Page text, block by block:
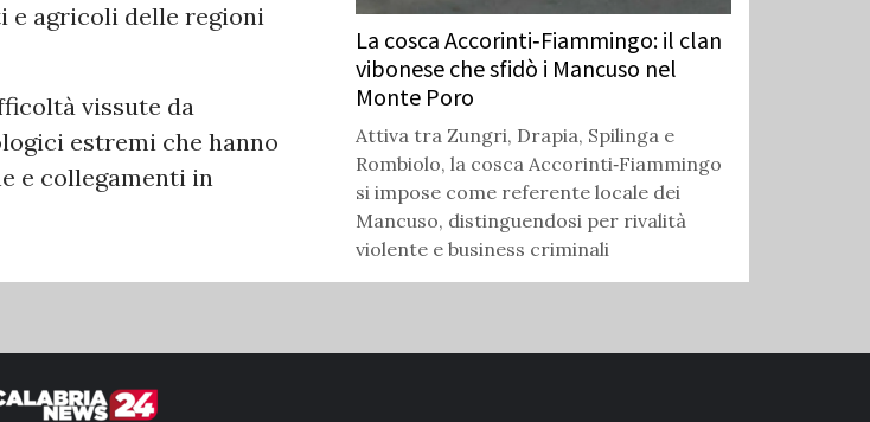
e agricoli delle regioni
vissute da
estremi che hanno
e collegamenti in
La cosca Accorinti‑Fiammingo: il clan
vibonese che sfidò i Mancuso nel
Monte Poro
Attiva tra Zungri, Drapia, Spilinga e
Rombiolo, la cosca Accorinti‑Fiammingo
si impose come referente locale dei
Mancuso, distinguendosi per rivalità
violente e business criminali